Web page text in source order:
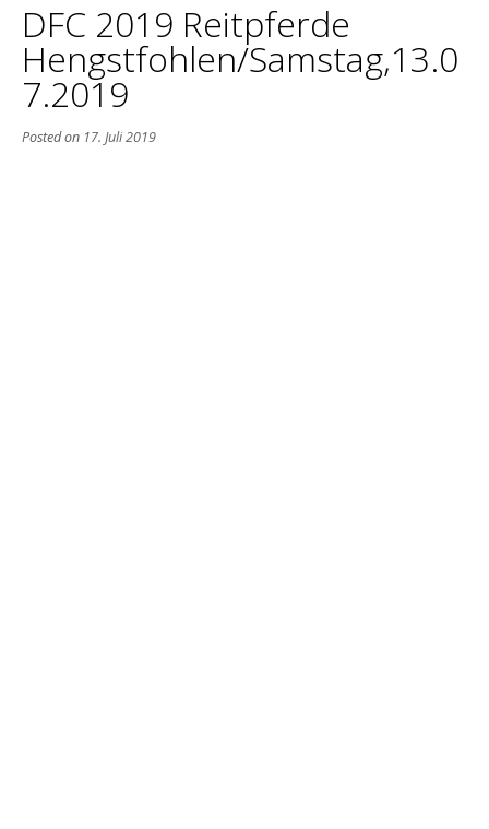
DFC 2019 Reitpferde
Hengstfohlen/Samstag,13.0
7.2019
Posted on 17. Juli 2019